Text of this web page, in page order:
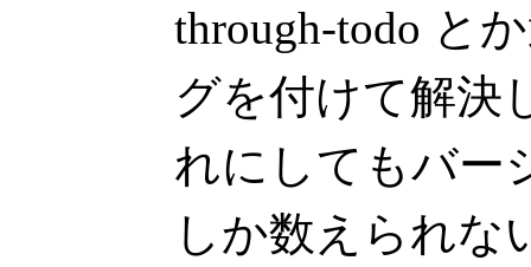
through-todo と
グを付けて解決
れにしてもバー
しか数えられな